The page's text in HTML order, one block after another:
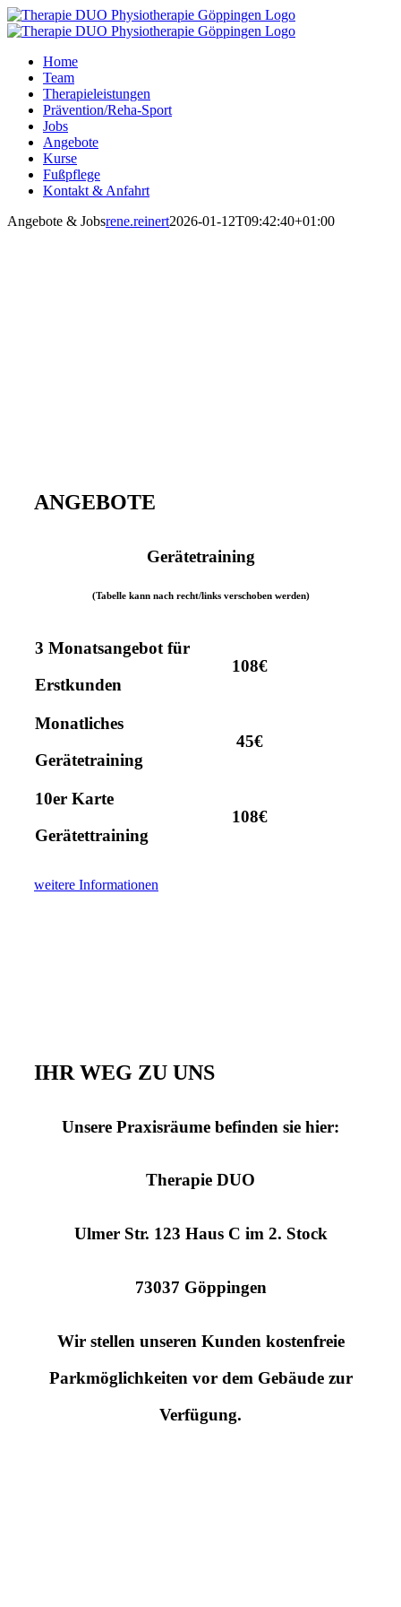
Zum
Inhalt
Home
Team
Therapieleistungen
Prävention/Reha-Sport
Jobs
Angebote
Kurse
Fußpflege
Kontakt & Anfahrt
Angebote & Jobsrene.reinert2026-01-12T09:42:40+01:00
ANGEBOTE
Gerätetraining
(Tabelle kann nach recht/links verschoben werden)
3 Monatsangebot für
Erstkunden
108€
Monatliches
Gerätetraining
45€
10er Karte
Gerätettraining
108€
weitere Informationen
IHR WEG ZU UNS
Unsere Praxisräume befinden sie hier:
Therapie DUO
Ulmer Str. 123 Haus C im 2. Stock
73037 Göppingen
Wir stellen unseren Kunden kostenfreie
Parkmöglichkeiten vor dem Gebäude zur
Verfügung.